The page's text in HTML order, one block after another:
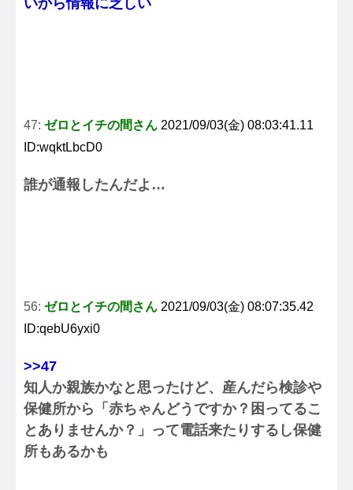
いから情報に乏しい
47: ゼロとイチの間さん 2021/09/03(金) 08:03:41.11
ID:wqktLbcD0
誰が通報したんだよ…
56: ゼロとイチの間さん 2021/09/03(金) 08:07:35.42
ID:qebU6yxi0
>>47
知人か親族かなと思ったけど、産んだら検診や
保健所から「赤ちゃんどうですか？困ってるこ
とありませんか？」って電話来たりするし保健
所もあるかも